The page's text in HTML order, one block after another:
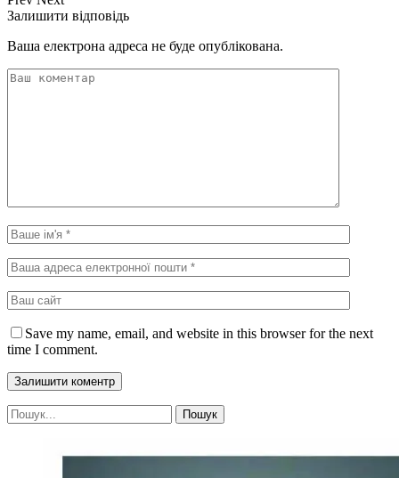
Залишити відповідь
Ваша електрона адреса не буде опублікована.
Save my name, email, and website in this browser for the next
time I comment.